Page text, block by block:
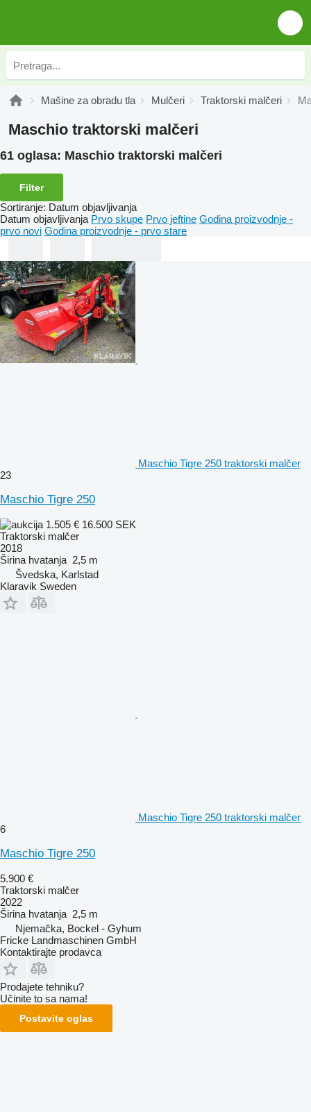
Mašine za obradu tla Mulčeri Traktorski malčeri
Maschio traktorski malčeri
61 oglasa: Maschio traktorski malčeri
Filter
Sortiranje: Datum objavljivanja
Datum objavljivanja Prvo skupe Prvo jeftine Godina proizvodnje -
prvo novi Godina proizvodnje - prvo stare
Maschio Tigre 250 traktorski malčer
23
Maschio Tigre 250
1.505 € 16.500 SEK
Traktorski malčer
2018
Širina hvatanja 2,5 m
Švedska, Karlstad
Klaravik Sweden
Maschio Tigre 250 traktorski malčer
6
Maschio Tigre 250
5.900 €
Traktorski malčer
2022
Širina hvatanja 2,5 m
Njemačka, Bockel - Gyhum
Fricke Landmaschinen GmbH
Kontaktirajte prodavca
Prodajete tehniku?
Učinite to sa nama!
Postavite oglas